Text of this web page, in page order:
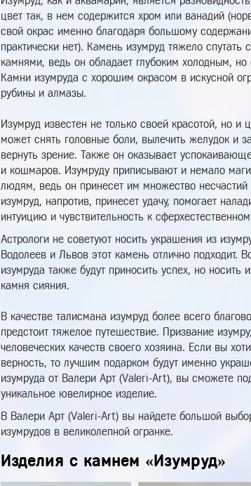
цвет так, в нем содержится хром или ванадий
свой окрас именно благодаря большому
практически нет). Камень изумруд тяжело спутать
камнями, ведь он обладает глубоким холодным,
Камни изумруда с хорошим окрасом в искусной
рубины и алмазы.
Изумруд известен не только своей красотой, но и
может снять головные боли, вылечить желудок и
вернуть зрение. Также он оказывает
и кошмаров. Изумруду приписывают и немало
людям, ведь он принесет им множество
изумруд, напротив, принесет удачу, помогает
интуицию и чувствительность к
Астрологи не советуют носить украшения из
Водолеев и Львов этот камень отлично подходит.
изумруда также будут приносить успех, но
камня сияния.
В качестве талисмана изумруд более всего
предстоит тяжелое путешествие. Призвание
человеческих качеств своего хозяина. Если вы
верность, то лучшим подарком будут именно
изумруда от Валери Арт (Valeri-Art), вы сможете
уникальное ювелирное изделие.
В Валери Арт (Valeri-Art) вы найдете большой
изумрудов в великолепной огранке.
Изделия с камнем «Изумруд»